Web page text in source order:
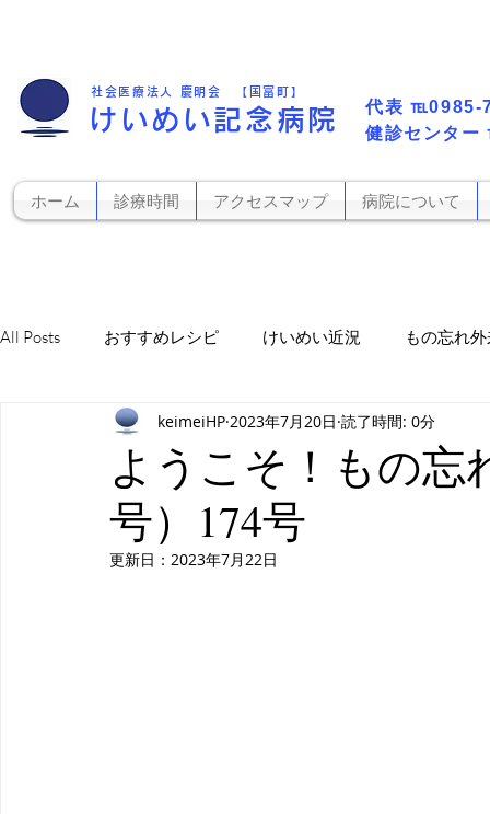
​健診センター
社会医療法人 慶明会 【国富町】
けいめい記念病院 代表​ ℡0985-
ホーム 診療時間 アクセスマップ 病院について
All Posts おすすめレシピ けいめい近況 もの忘れ
栄養科から 訪看かがやき レフィ
ようこそ！もの忘
号）174号
keimeiHP 2023年7月20日 読了時間: 0分
更新日： 2023年7月22日